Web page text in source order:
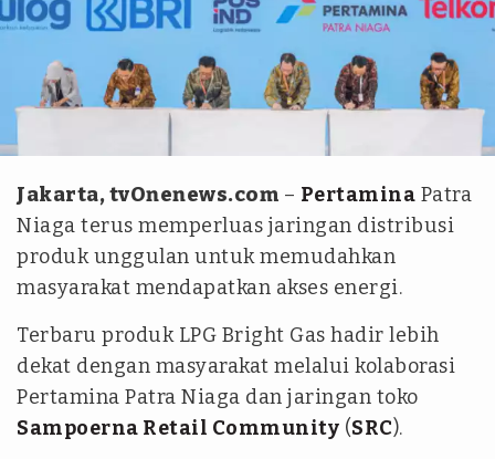
Jakarta, tvOnenews.com – Pertamina Patra
Niaga terus memperluas jaringan distribusi
produk unggulan untuk memudahkan
masyarakat mendapatkan akses energi.
Terbaru produk LPG Bright Gas hadir lebih
dekat dengan masyarakat melalui kolaborasi
Pertamina Patra Niaga dan jaringan toko
Sampoerna Retail Community (SRC).